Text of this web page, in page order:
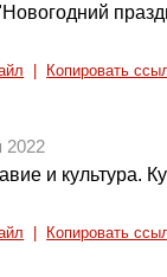
Копировать
2022
и культура.
Копировать